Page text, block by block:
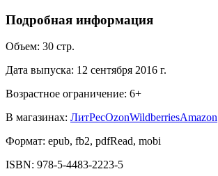
Подробная информация
Объем: 30 стр.
Дата выпуска: 12 сентября 2016 г.
Возрастное ограничение: 6+
В магазинах: ЛитРесOzonWildberriesAmazon
Формат: epub, fb2, pdfRead, mobi
ISBN: 978-5-4483-2223-5